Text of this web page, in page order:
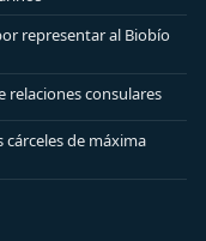
representar al Biobío
relaciones consulares
de máxima